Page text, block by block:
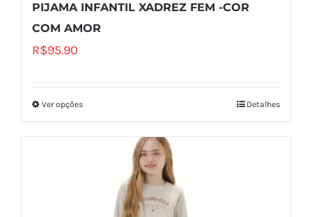
PIJAMA INFANTIL XADREZ FEM -COR
COM AMOR
R$95.90
Ver opções Detalhes